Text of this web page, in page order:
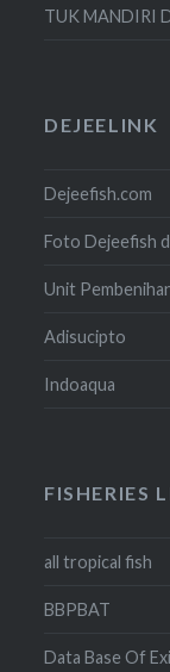
TUK MANDIRI
DEJEELINK
Dejeefish.com
Foto Dejeefish
Unit
Adisucipto
Indoaqua
FISHERIES
all tropical fish
BBPBAT
Data Base Of